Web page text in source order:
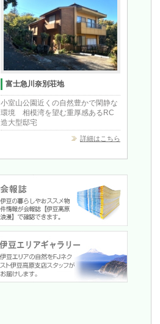
富士急川奈別荘地
小室山公園近くの自然豊かで閑静な
環境 相模湾を望む重厚感あるRC
造大型邸宅
詳細はこちら